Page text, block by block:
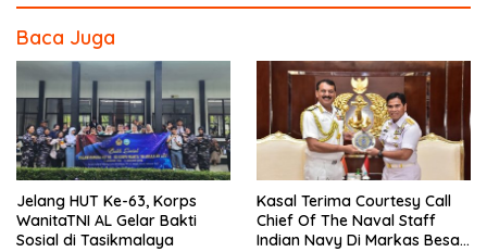
o
o
k
Baca Juga
Jelang HUT Ke-63, Korps
WanitaTNI AL Gelar Bakti
Sosial di Tasikmalaya
Kasal Terima Courtesy Call
Chief Of The Naval Staff
Indian Navy Di Markas Besar